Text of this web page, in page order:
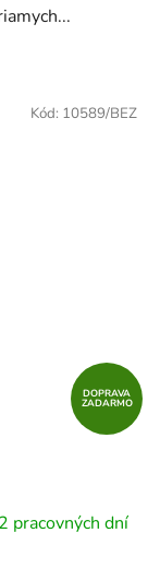
DOPRAVA
ZADARMO
pracovných dní
Kód: 10589/BEZ